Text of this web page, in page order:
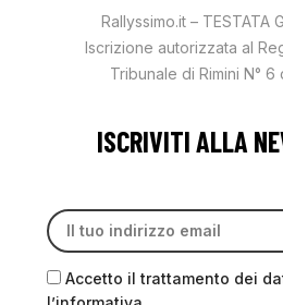
Rallyssimo.it – TESTATA
Iscrizione autorizzata al
Tribunale di Rimini N° 6
ISCRIVITI ALLA
Accetto il trattamento dei